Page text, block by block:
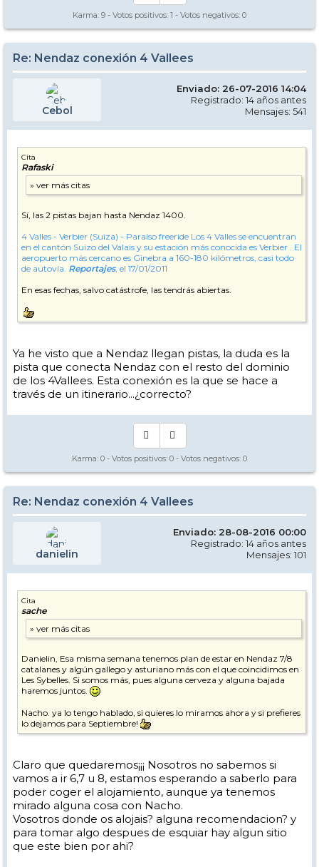
Karma: 9 - Votos positivos: 1 - Votos negativos: 0
Re: Nendaz conexión 4 Vallees
Cebol
Enviado: 26-07-2016 14:04
Registrado: 14 años antes
Mensajes: 541
Cita
Rafaski
Sí, las 2 pistas bajan hasta Nendaz 1400.
4 Valles - Verbier (Suiza) - Paraíso freeride Los 4 Valles se encuentran
en el cantón Suizo del Valais y su estación más conocida es Verbier . El
aeropuerto más cercano es Ginebra a 160-180 kilómetros, casi todo
de autovía. Reportajes, el 17/01/2011
En esas fechas, salvo catástrofe, las tendrás abiertas.
Ya he visto que a Nendaz llegan pistas, la duda es la
pista que conecta Nendaz con el resto del dominio
de los 4Vallees. Esta conexión es la que se hace a
través de un itinerario...¿correcto?
Karma: 0 - Votos positivos: 0 - Votos negativos: 0
Re: Nendaz conexión 4 Vallees
danielin
Enviado: 28-08-2016 00:00
Registrado: 14 años antes
Mensajes: 101
Cita
sache
Danielin, Esa misma semana tenemos plan de estar en Nendaz 7/8
catalanes y algún gallego y asturiano más con el que coincidimos en
Les Sybelles. Si somos más, pues alguna cerveza y alguna bajada
haremos juntos.
Nacho. ya lo tengo hablado, si quieres lo miramos ahora y si prefieres
lo dejamos para Septiembre!
Claro que quedaremos¡¡¡ Nosotros no sabemos si
vamos a ir 6,7 u 8, estamos esperando a saberlo para
poder coger el alojamiento, aunque ya tenemos
mirado alguna cosa con Nacho.
Vosotros donde os alojais? alguna recomendacion? y
para tomar algo despues de esquiar hay algun sitio
que este bien por ahi?